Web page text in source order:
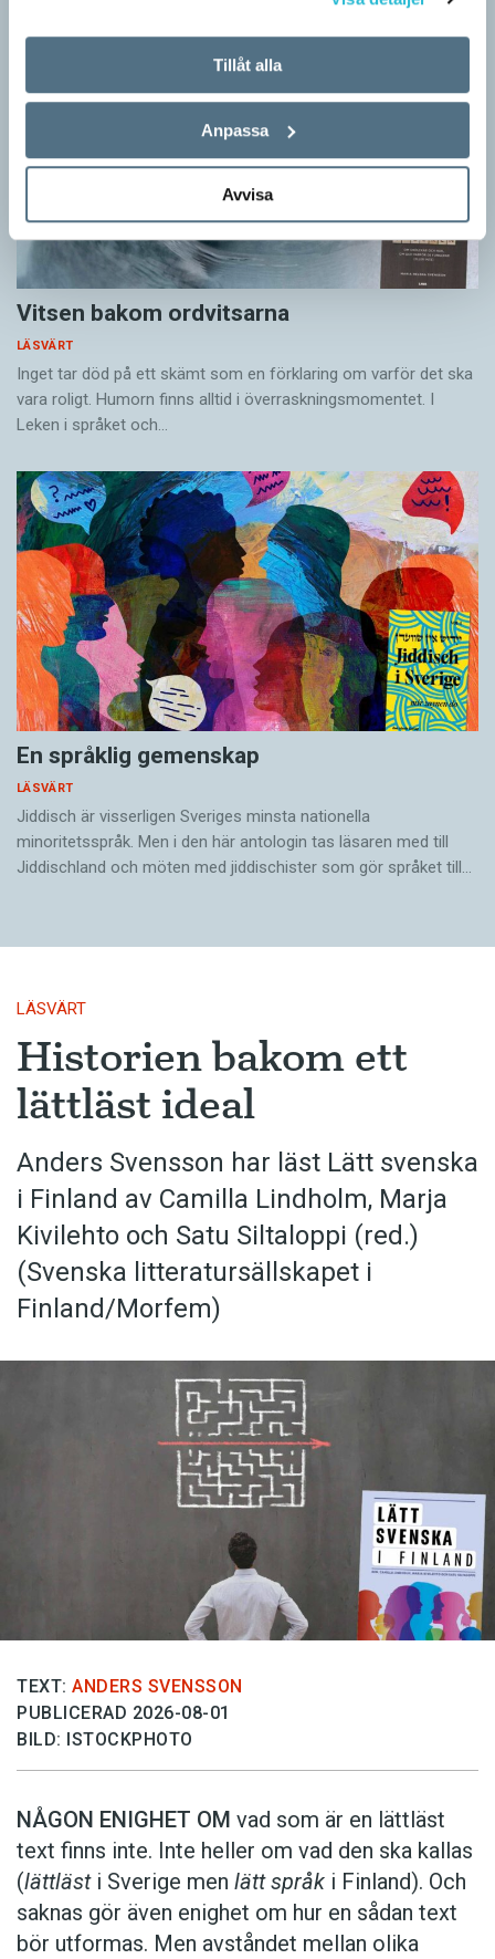
Tillåt alla
Anpassa
Avvisa
Vitsen bakom ordvitsarna
LÄSVÄRT
Inget tar död på ett skämt som en förklaring om varför det ska
vara roligt. Humorn finns alltid i överrask­ningsmomentet. I
Leken i språket och…
En språklig gemenskap
LÄSVÄRT
Jiddisch är visserligen Sveriges minsta nationella
minoritetsspråk. Men i den här antologin tas läsaren med till
Jiddischland och möten med jiddischister som gör språket till…
LÄSVÄRT
Historien bakom ett
lättläst ideal
Anders Svensson har läst Lätt svenska
i Finland av Camilla Lindholm, Marja
Kivilehto och Satu Siltaloppi (red.)
(Svenska litteratur­sällskapet i
Finland/Morfem)
TEXT: ANDERS SVENSSON
PUBLICERAD 2026-08-01
BILD: ISTOCKPHOTO
NÅGON ENIGHET OM vad som är en lättläst
text finns inte. Inte heller om vad den ska kallas
(lättlästi Sverige men lätt språk i Finland). Och
saknas gör även enighet om hur en sådan text
bör utformas. Men avståndet mellan olika